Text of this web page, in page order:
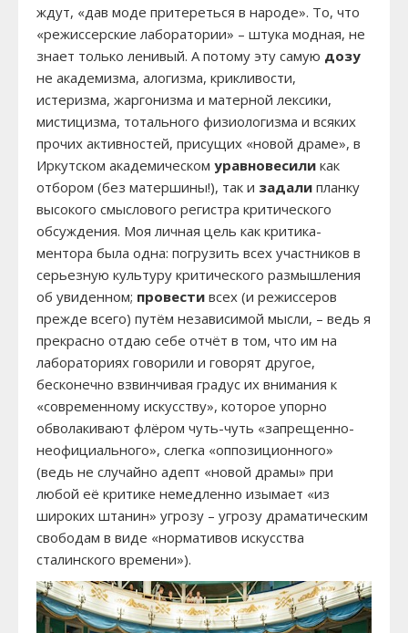
ждут, «дав моде притереться в народе». То, что
«режиссерские лаборатории» – штука модная, не
знает только ленивый. А потому эту самую дозу
не академизма, алогизма, крикливости,
истеризма, жаргонизма и матерной лексики,
мистицизма, тотального физиологизма и всяких
прочих активностей, присущих «новой драме», в
Иркутском академическом уравновесили как
отбором (без матершины!), так и задали планку
высокого смыслового регистра критического
обсуждения. Моя личная цель как критика-
ментора была одна: погрузить всех участников в
серьезную культуру критического размышления
об увиденном; провести всех (и режиссеров
прежде всего) путём независимой мысли, – ведь я
прекрасно отдаю себе отчёт в том, что им на
лабораториях говорили и говорят другое,
бесконечно взвинчивая градус их внимания к
«современному искусству», которое упорно
обволакивают флёром чуть-чуть «запрещенно-
неофициального», слегка «оппозиционного»
(ведь не случайно адепт «новой драмы» при
любой её критике немедленно изымает «из
широких штанин» угрозу – угрозу драматическим
свободам в виде «нормативов искусства
сталинского времени»).